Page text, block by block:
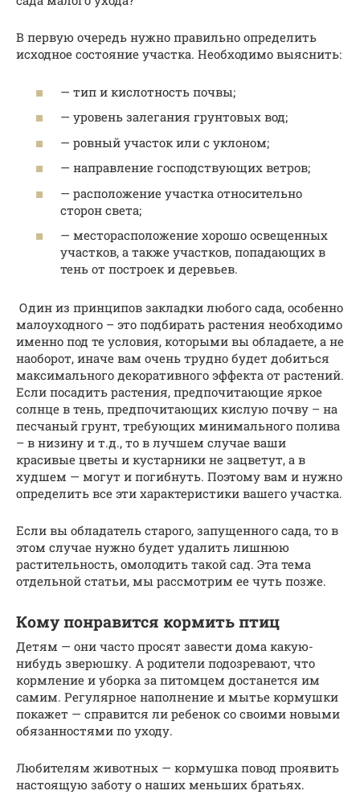
В первую очередь нужно правильно определить
исходное состояние участка. Необходимо выяснить:
— тип и кислотность почвы;
— уровень залегания грунтовых вод;
— ровный участок или с уклоном;
— направление господствующих ветров;
— расположение участка относительно
сторон света;
— месторасположение хорошо освещенных
участков, а также участков, попадающих в
тень от построек и деревьев.
Один из принципов закладки любого сада, особенно
малоуходного – это подбирать растения необходимо
именно под те условия, которыми вы обладаете, а не
наоборот, иначе вам очень трудно будет добиться
максимального декоративного эффекта от растений.
Если посадить растения, предпочитающие яркое
солнце в тень, предпочитающих кислую почву – на
песчаный грунт, требующих минимального полива
– в низину и т.д., то в лучшем случае ваши
красивые цветы и кустарники не зацветут, а в
худшем — могут и погибнуть. Поэтому вам и нужно
определить все эти характеристики вашего участка.
Если вы обладатель старого, запущенного сада, то в
этом случае нужно будет удалить лишнюю
растительность, омолодить такой сад. Эта тема
отдельной статьи, мы рассмотрим ее чуть позже.
Кому понравится кормить птиц
Детям — они часто просят завести дома какую-
нибудь зверюшку. А родители подозревают, что
кормление и уборка за питомцем достанется им
самим. Регулярное наполнение и мытье кормушки
покажет — справится ли ребенок со своими новыми
обязанностями по уходу.
Любителям животных — кормушка повод проявить
настоящую заботу о наших меньших братьях.